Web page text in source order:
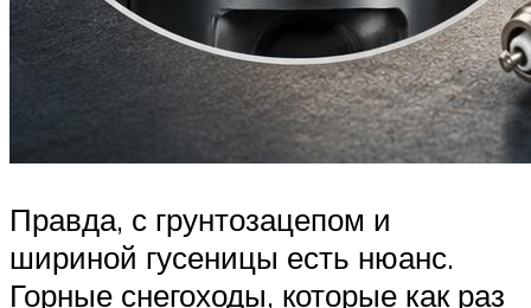
Правда, с грунтозацепом и
шириной гусеницы есть нюанс.
Горные снегоходы, которые как раз